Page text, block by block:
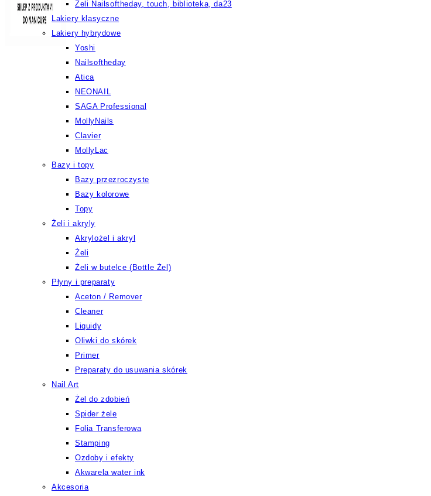
Żeli Nailsoftheday, touch, biblioteka, da23
Lakiery klasyczne
Lakiery hybrydowe
Yoshi
Nailsoftheday
Atica
NEONAIL
SAGA Professional
MollyNails
Clavier
MollyLac
Bazy i topy
Bazy przezroczyste
Bazy kolorowe
Topy
Żeli i akryly
Akrylożel i akryl
Żeli
Żeli w butelce (Bottle Żel)
Płyny i preparaty
Aceton / Remover
Cleaner
Liquidy
Oliwki do skórek
Primer
Preparaty do usuwania skórek
Nail Art
Żel do zdobień
Spider żele
Folia Transferowa
Stamping
Ozdoby i efekty
Akwarela water ink
Akcesoria